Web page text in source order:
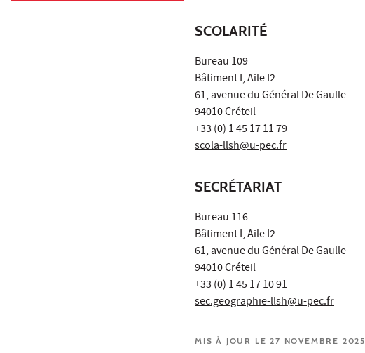
SCOLARITÉ
Bureau 109
Bâtiment I, Aile I2
61, avenue du Général De Gaulle
94010 Créteil
+33 (0) 1 45 17 11 79
scola-llsh@u-pec.fr
SECRÉTARIAT
Bureau 116
Bâtiment I, Aile I2
61, avenue du Général De Gaulle
94010 Créteil
+33 (0) 1 45 17 10 91
sec.geographie-llsh@u-pec.fr
MIS À JOUR LE 27 NOVEMBRE 2025